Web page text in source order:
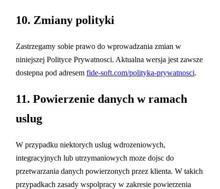
10. Zmiany polityki
Zastrzegamy sobie prawo do wprowadzania zmian w
niniejszej Polityce Prywatnosci. Aktualna wersja jest zawsze
dostepna pod adresem fide-soft.com/polityka-prywatnosci.
11. Powierzenie danych w ramach
uslug
W przypadku niektorych uslug wdrozeniowych,
integracyjnych lub utrzymaniowych moze dojsc do
przetwarzania danych powierzonych przez klienta. W takich
przypadkach zasady wspolpracy w zakresie powierzenia